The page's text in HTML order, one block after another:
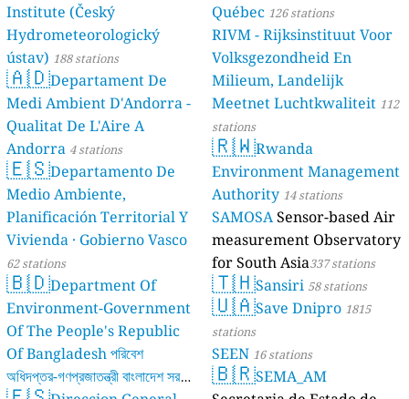
Institute (Český
Hydrometeorologický
ústav) 188 stations
🇦🇩Departament De
Medi Ambient D'Andorra -
Qualitat De L'Aire A
Andorra 4 stations
🇪🇸Departamento De
Medio Ambiente,
Planificación Territorial Y
Vivienda · Gobierno Vasco
62 stations
🇧🇩Department Of
Environment-Government
Of The People's Republic
Of Bangladesh পরিবেশ
অধিদপ্তর-গণপ্রজাতন্ত্রী বাংলাদেশ সরকার
Québec 126 stations
RIVM - Rijksinstituut Voor
Volksgezondheid En
Milieum, Landelijk
Meetnet Luchtkwaliteit 112
stations
🇷🇼Rwanda
Environment Management
Authority 14 stations
SAMOSASensor-based Air
measurement Observatory
for South Asia337 stations
🇹🇭Sansiri 58 stations
🇺🇦Save Dnipro 1815
stations
SEEN 16 stations
🇧🇷SEMA_AM